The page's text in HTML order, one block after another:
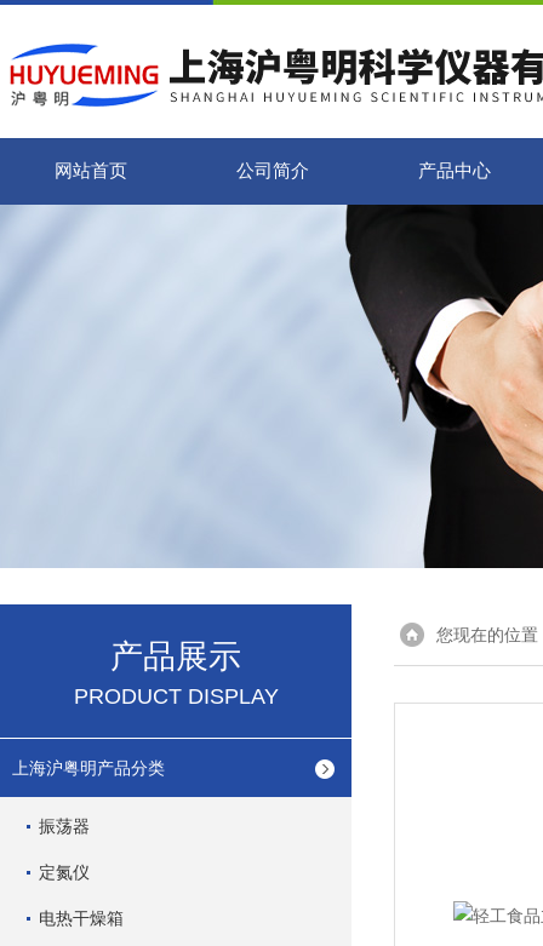
网站首页 公司简介 产品中心
产品展示
PRODUCT DISPLAY
上海沪粤明产品分类
振荡器
定氮仪
电热干燥箱
您现在的位置